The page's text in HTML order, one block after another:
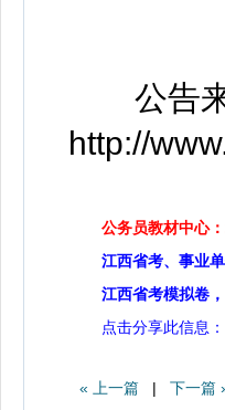
公告来
http://
公务员教材中心
江西省考、事业
江西省考模拟卷
点击分享此信息：
« 上一篇 | 下一篇